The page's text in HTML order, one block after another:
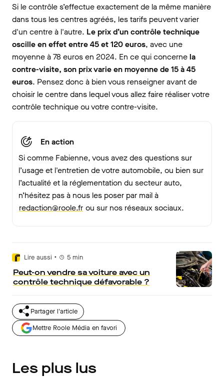
Si le contrôle s’effectue exactement de la même manière
dans tous les centres agréés, les tarifs peuvent varier
d'un centre à l'autre. Le prix d’un contrôle technique
oscille en effet entre 45 et 120 euros, avec une
moyenne à 78 euros en 2024. En ce qui concernela
contre-visite, son prix varie en moyenne de 15 à 45
euros. Pensez donc à bien vous renseigner avant de
choisir le centre dans lequel vous allez faire réaliser votre
contrôle technique ou votre contre-visite.
En action
Si comme Fabienne, vous avez des questions sur
l’usage et l'entretien de votre automobile, ou bien sur
l’actualité et la réglementation du secteur auto,
n’hésitez pas à nous les poser par mail à
redaction@roole.fr ou sur nos réseaux sociaux.
Lire aussi • 5 min
Peut-on vendre sa voiture avec un
contrôle technique défavorable ?
Partager l'article
Mettre Roole Média en favori
Les plus lus